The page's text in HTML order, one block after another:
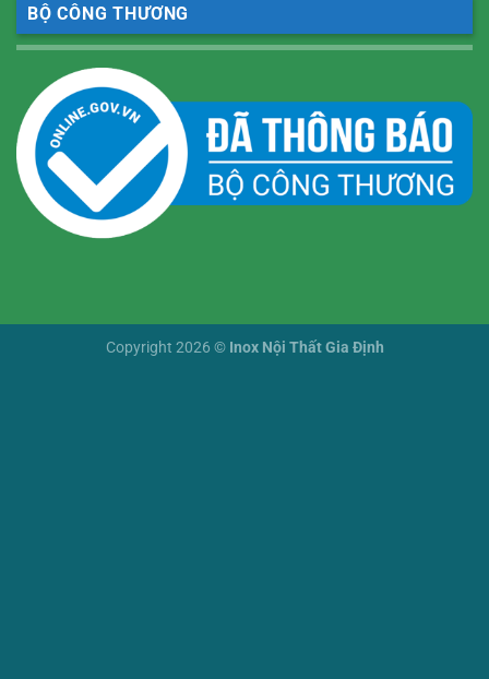
BỘ CÔNG THƯƠNG
Copyright 2026 © Inox Nội Thất Gia Định